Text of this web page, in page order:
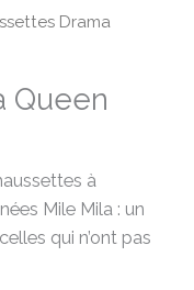
Drama
Queen
à
Mile Mila : un
qui n’ont pas